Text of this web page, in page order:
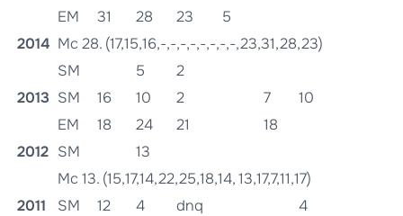
2014
EM 31 28 23
5
Mc 28. (17,15,16,-,-,-,-,-,-,-,-,23,31,28,23)
SM
5
2
2013 SM 16 10 2 7 10
2012
EM 18 24 21
18
SM
13
Mc 13. (15,17,14,22,25,18,14, 13,17,7,11,17)
2011
SM 12 4 dnq 4